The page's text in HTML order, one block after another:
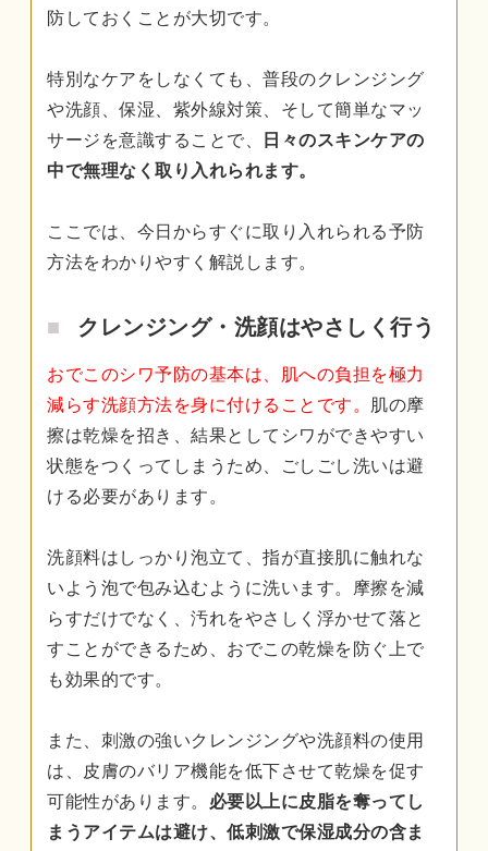
防しておくことが大切です。
特別なケアをしなくても、普段のクレンジング
や洗顔、保湿、紫外線対策、そして簡単なマッ
サージを意識することで、
日々のスキンケアの
中で無理なく取り入れられます。
ここでは、今日からすぐに取り入れられる予防
方法をわかりやすく解説します。
クレンジング・洗顔はやさしく行う
おでこのシワ予防の基本は、肌への負担を極力
減らす洗顔方法を身に付けることです。 肌の摩
擦は乾燥を招き、結果としてシワができやすい
状態をつくってしまうため、ごしごし洗いは避
ける必要があります。
洗顔料はしっかり泡立て、指が直接肌に触れな
いよう泡で包み込むように洗います。摩擦を減
らすだけでなく、汚れをやさしく浮かせて落と
すことができるため、おでこの乾燥を防ぐ上で
も効果的です。
また、刺激の強いクレンジングや洗顔料の使用
は、皮膚のバリア機能を低下させて乾燥を促す
可能性があります。 必要以上に皮脂を奪ってし
まうアイテムは避け、低刺激で保湿成分の含ま